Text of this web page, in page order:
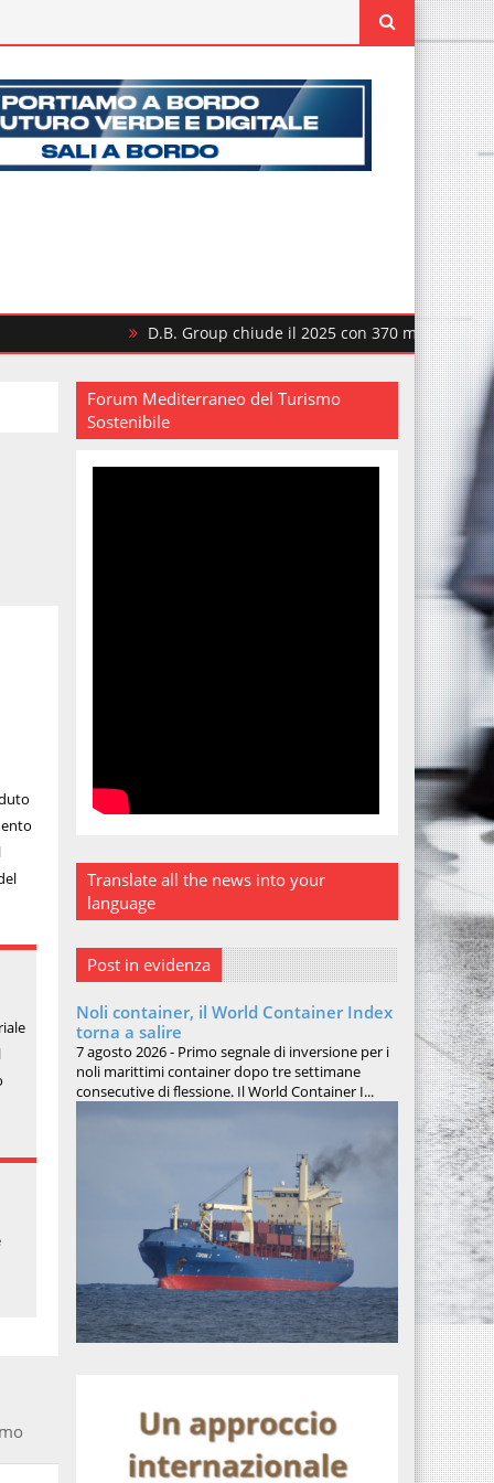
D.B. Group chiude il 2025 con 370 milioni di ricavi
Forum Mediterraneo del Turismo
Sostenibile
Translate all the news into your
language
Post in evidenza
Noli container, il World Container Index
torna a salire
7 agosto 2026 - Primo segnale di inversione per i
noli marittimi container dopo tre settimane
consecutive di flessione. Il World Container I...